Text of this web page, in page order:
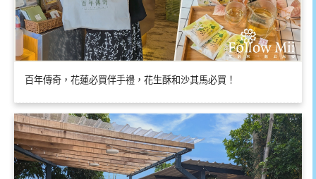
百年傳奇，花蓮必買伴手禮，花生酥和沙其馬必買！